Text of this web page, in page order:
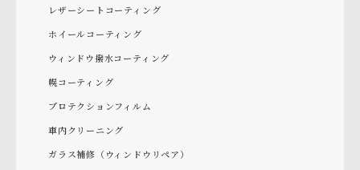
レザーシートコーティング
ホイールコーティング
ウィンドウ撥水コーティング
幌コーティング
プロテクションフィルム
車内クリーニング
ガラス補修（ウィンドウリペア）